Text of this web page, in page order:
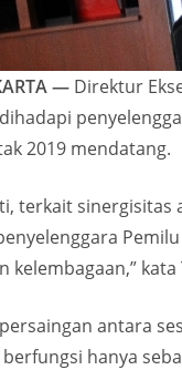
— Direktur
2019 mendatang.
terkait
kata
antara
hanya